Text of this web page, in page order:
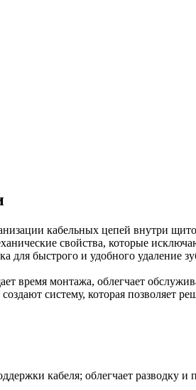
кабельных цепей внутри
свойства, которые
для быстрого и удобного
время монтажа, облегчает
систему, которая
кабеля; облегчает разводку